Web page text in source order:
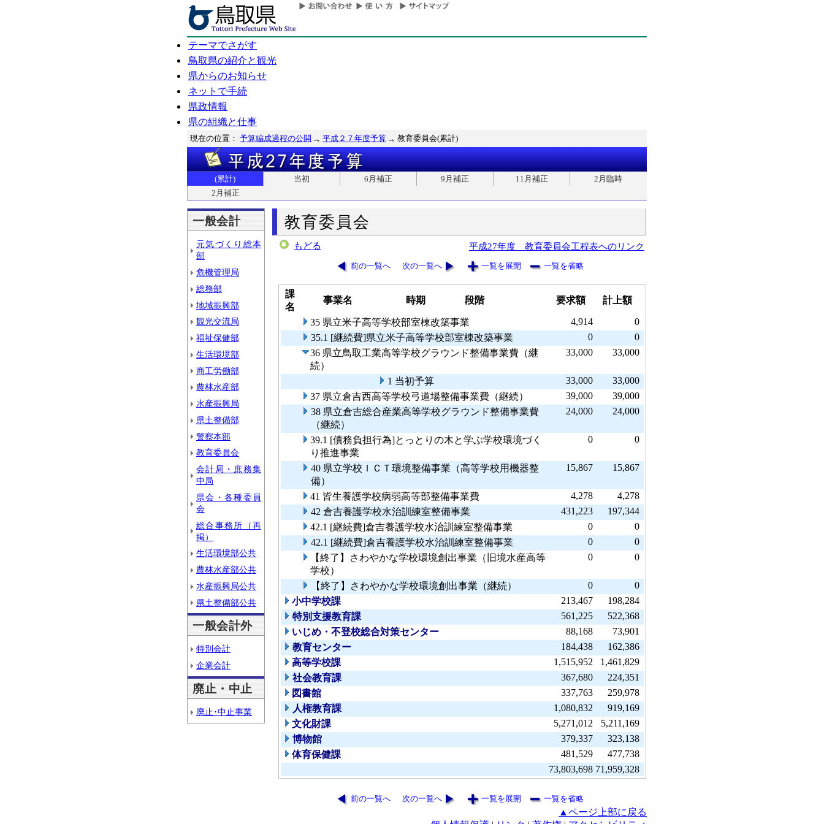
テーマでさがす
鳥取県の紹介と観光
県からのお知らせ
ネットで手続
県政情報
県の組織と仕事
現在の位置： 予算編成過程の公開 平成２７年度予算 教育委員会(累計)
(累計) 当初 6月補正 9月補正 11月補正
2月臨時
2月補正
一般会計
元気づくり総本
部
危機管理局
総務部
地域振興部
観光交流局
福祉保健部
生活環境部
商工労働部
農林水産部
水産振興局
県土整備部
警察本部
教育委員会
会計局・庶務集
中局
県会・各種委員
会
総合事務所（再
掲）
生活環境部公共
農林水産部公共
水産振興局公共
県土整備部公共
一般会計外
特別会計
企業会計
廃止・中止
廃止･中止事業
教育委員会
もどる 平成27年度 教育委員会工程表へのリンク
前の一覧へ 次の一覧へ 一覧を展開 一覧を省略
課
名
事業名 時期 段階 要求額 計上額
35 県立米子高等学校部室棟改築事業 4,914
0
35.1 [継続費]県立米子高等学校部室棟改築事業
0
0
36 県立鳥取工業高等学校グラウンド整備事業費（継
続）
33,000 33,000
1 当初予算 33,000
33,000
37 県立倉吉西高等学校弓道場整備事業費（継続）
39,000
39,000
38 県立倉吉総合産業高等学校グラウンド整備事業費
（継続）
24,000 24,000
39.1 [債務負担行為]とっとりの木と学ぶ学校環境づく
り推進事業
0 0
40 県立学校ＩＣＴ環境整備事業（高等学校用機器整
備）
15,867 15,867
41 皆生養護学校病弱高等部整備事業費 4,278
4,278
42 倉吉養護学校水治訓練室整備事業
431,223
197,344
42.1 [継続費]倉吉養護学校水治訓練室整備事業
0
0
42.1 [継続費]倉吉養護学校水治訓練室整備事業
0
0
【終了】さわやかな学校環境創出事業（旧境水産高等
学校）
0 0
【終了】さわやかな学校環境創出事業（継続） 0
0
小中学校課
213,467
198,284
特別支援教育課
561,225
522,368
いじめ・不登校総合対策センター
88,168
73,901
教育センター
184,438
162,386
高等学校課
1,515,952
1,461,829
社会教育課
367,680
224,351
図書館
337,763
259,978
人権教育課
1,080,832
919,169
文化財課
5,271,012
5,211,169
博物館
379,337
323,138
体育保健課
481,529
477,738
73,803,698 71,959,328
前の一覧へ 次の一覧へ 一覧を展開 一覧を省略
▲ページ上部に戻る